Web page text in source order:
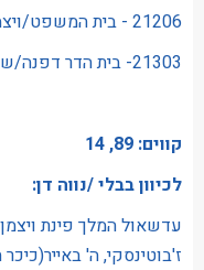
21206 - בית המשפט/ויצמן
21303- בית הדר דפנה/שד' שאול המלך
קווים: 89, 14
לכיוון בבלי /נווה דן:
עדשאול המלך פינת
ז'בוטינסקי, ה'